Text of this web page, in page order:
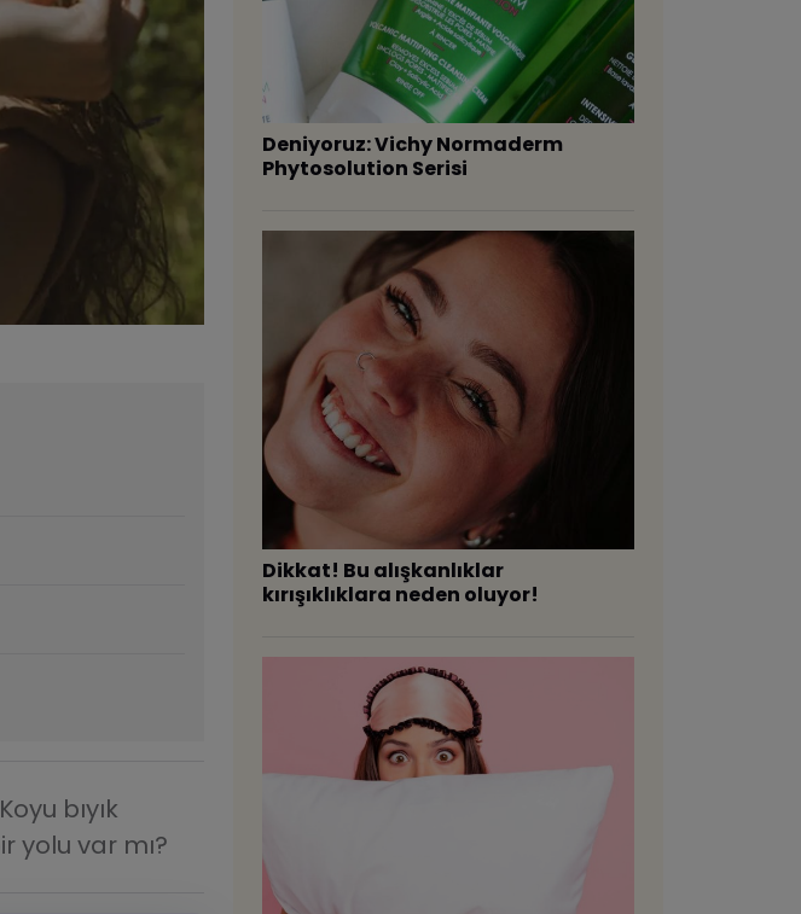
bıyık
yolu var mı?
Deniyoruz: Vichy Normaderm
Phytosolution Serisi
Dikkat! Bu alışkanlıklar
kırışıklıklara neden oluyor!